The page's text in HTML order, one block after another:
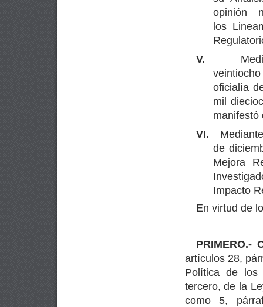
opinión
los
V.
oficialía
mil
manifestó
VI.
de
Mejora
Impacto
En virtud de
PRIMERO.-
artículos 28,
Política de los
tercero, de la
como 5,